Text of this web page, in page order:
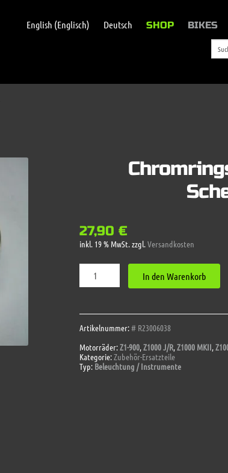
English (Englisch) Deutsch SHOP BIKES
27,90 €
inkl. 19 % MwSt.zzgl.Versandkosten
Lampenring
In den Warenkorb
Artikelnummer:# R23006038
Motorräder:Z1-900,Z1000 J/R,Z1000 MKII,
Kategorie:Zubehör-Ersatzteile
Typ: Beleuchtung / Instrumente